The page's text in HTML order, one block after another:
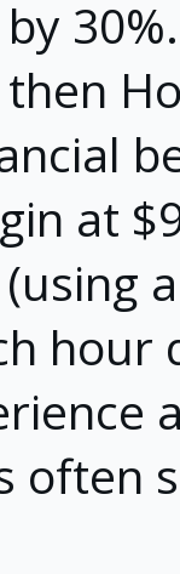
at
often